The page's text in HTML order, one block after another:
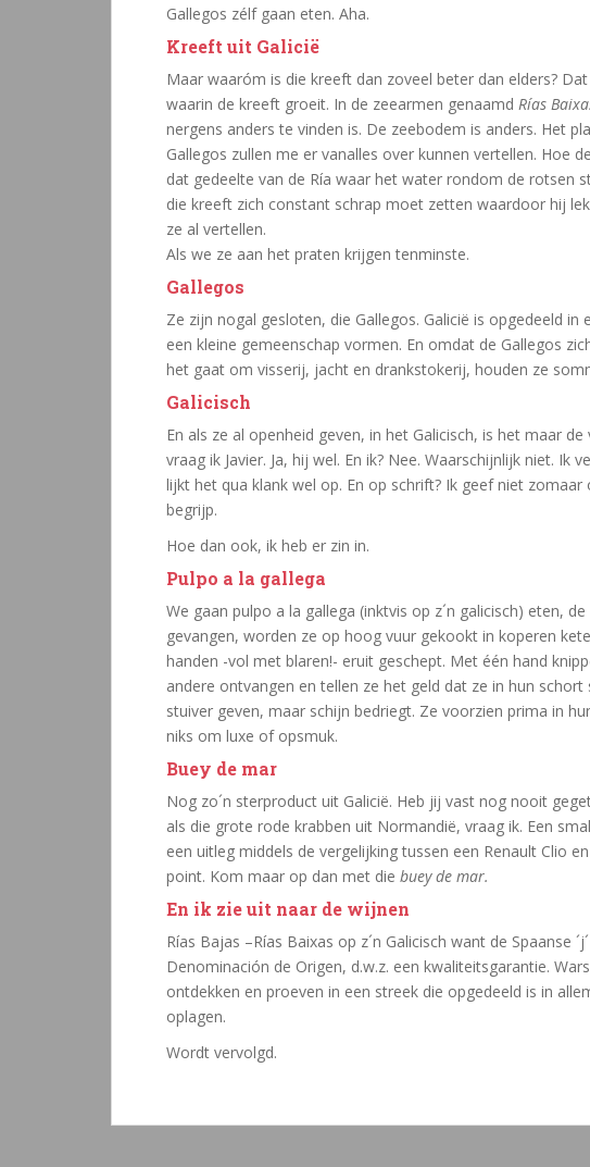
Gallegos zélf gaan eten. Aha.
Kreeft uit Galicië
Maar waaróm is die kreeft dan zoveel beter dan elders?
waarin de kreeft groeit. In de zeearmen genaamd Rías
nergens anders te vinden is. De zeebodem is anders. Het
Gallegos zullen me er vanalles over kunnen vertellen. Hoe
dat gedeelte van de Ría waar het water rondom de
die kreeft zich constant schrap moet zetten waardoor hij
ze al vertellen.
Als we ze aan het praten krijgen tenminste.
Gallegos
Ze zijn nogal gesloten, die Gallegos. Galicië is opgedeeld
een kleine gemeenschap vormen. En omdat de Gallegos
het gaat om visserij, jacht en drankstokerij, houden ze
Galicisch
En als ze al openheid geven, in het Galicisch, is het maar
vraag ik Javier. Ja, hij wel. En ik? Nee. Waarschijnlijk niet. Ik
lijkt het qua klank wel op. En op schrift? Ik geef niet
begrijp.
Hoe dan ook, ik heb er zin in.
Pulpo a la gallega
We gaan pulpo a la gallega (inktvis op z´n galicisch) eten,
gevangen, worden ze op hoog vuur gekookt in koperen
handen -vol met blaren!- eruit geschept. Met één hand
andere ontvangen en tellen ze het geld dat ze in hun schort
stuiver geven, maar schijn bedriegt. Ze voorzien prima in
niks om luxe of opsmuk.
Buey de mar
Nog zo´n sterproduct uit Galicië. Heb jij vast nog nooit
als die grote rode krabben uit Normandië, vraag ik. Een
een uitleg middels de vergelijking tussen een Renault Clio
point. Kom maar op dan met die buey de mar.
En ik zie uit naar de wijnen
Rías Bajas –Rías Baixas op z´n Galicisch want de Spaanse
Denominación de Origen, d.w.z. een kwaliteitsgarantie.
ontdekken en proeven in een streek die opgedeeld is in
oplagen.
Wordt vervolgd.